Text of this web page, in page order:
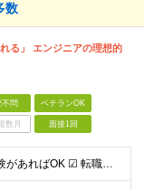
数
る」 エンジニアの理想的
不問 ベテランOK
数月 面接1回
☑︎ 独学でも半年以上の経験があればOK ☑︎ 転職回数・ブランク不問 ☑︎ 学歴不問 ☑︎ スキルチェンジ可 下記いずれかの実務経験をお持ちの方 ■システム開発 ┗言語・工程・業界・ジャンルなどは